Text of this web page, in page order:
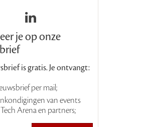
je op onze
is gratis. Je ontvangt:
per mail;
van events
Arena en partners;